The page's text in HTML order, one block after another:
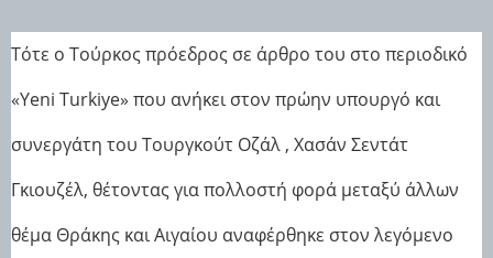
Τότε ο Τούρκος πρόεδρος σε άρθρο του στο περιοδικό
«Yeni Turkiye» που ανήκει στον πρώην υπουργό και
συνεργάτη του Τουργκούτ Οζάλ , Χασάν Σεντάτ
Γκιουζέλ, θέτοντας για πολλοστή φορά μεταξύ άλλων
θέμα Θράκης και Αιγαίου αναφέρθηκε στον λεγόμενο